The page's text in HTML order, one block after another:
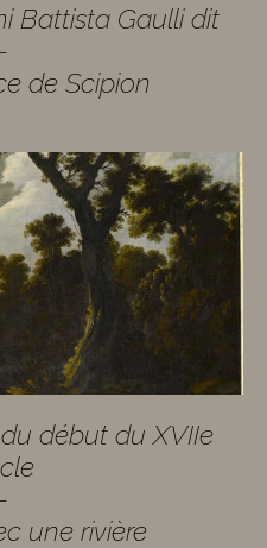
Battista Gaulli dit
de Scipion
début du XVIIe
une rivière